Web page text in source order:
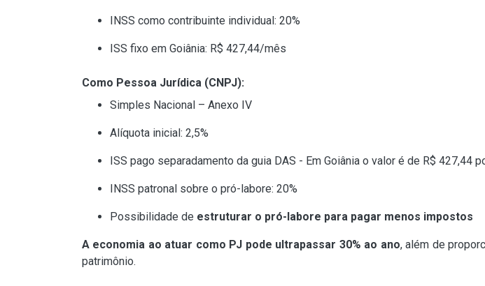
INSS como contribuinte individual: 20%
ISS fixo em Goiânia: R$ 427,44/mês
Como Pessoa Jurídica (CNPJ):
Simples Nacional – Anexo IV
Alíquota inicial: 2,5%
ISS pago separadamento da guia DAS - Em Goiânia o valor é de R$ 427,44
INSS patronal sobre o pró-labore: 20%
Possibilidade de estruturar o pró-labore para pagar menos impostos
A economia ao atuar como PJ pode ultrapassar 30% ao ano, além de
patrimônio.